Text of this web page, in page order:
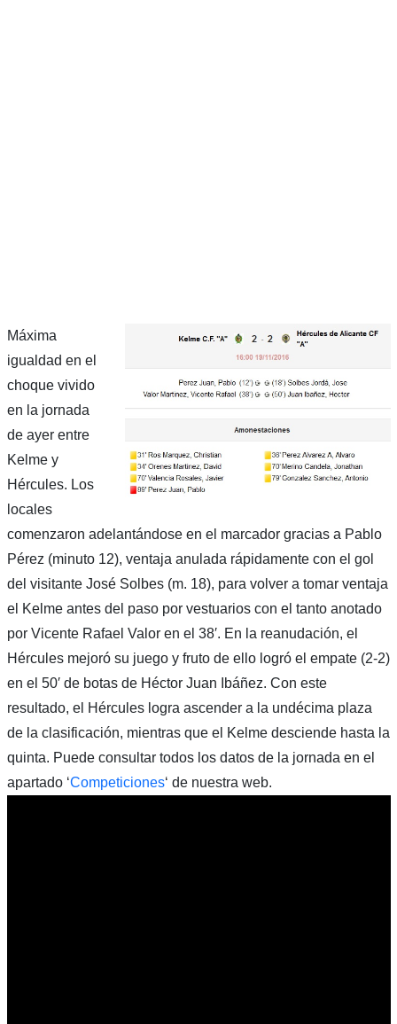
Máxima
igualdad en el
choque vivido
en la jornada
de ayer entre
Kelme y
Hércules. Los
locales
comenzaron adelantándose en el marcador gracias a Pablo
Pérez (minuto 12), ventaja anulada rápidamente con el gol
del visitante José Solbes (m. 18), para volver a tomar ventaja
el Kelme antes del paso por vestuarios con el tanto anotado
por Vicente Rafael Valor en el 38′. En la reanudación, el
Hércules mejoró su juego y fruto de ello logró el empate (2-2)
en el 50′ de botas de Héctor Juan Ibáñez. Con este
resultado, el Hércules logra ascender a la undécima plaza
de la clasificación, mientras que el Kelme desciende hasta la
quinta. Puede consultar todos los datos de la jornada en el
apartado ‘Competiciones‘ de nuestra web.